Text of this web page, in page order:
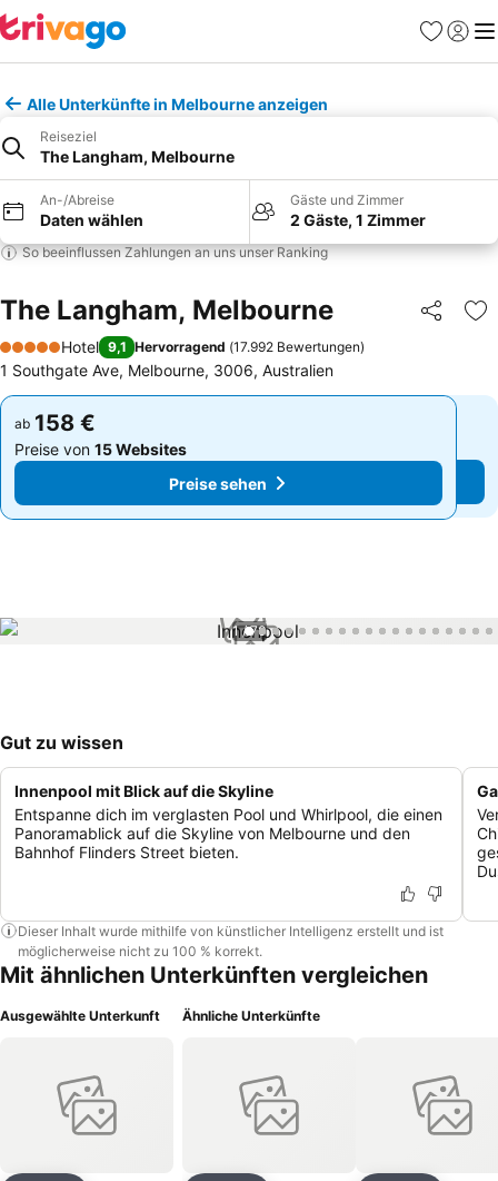
Favoriten
Alle Unterkünfte in Melbourne anzeigen
Reiseziel
The Langham, Melbourne
An-/Abreise
Daten wählen
Gäste und Zimmer
2 Gäste, 1 Zimmer
So beeinflussen Zahlungen an uns unser Ranking
The Langham, Melbourne Teilen
5 Sterne
Hotel 9,1 Hervorragend (17.992 Bewertungen)
1 Southgate Ave, Melbourne, 3006, Australien
ab 158 €
Preise von 15 Websites
Preise sehen
ab 158 €
Preise von 15 Websites
Preise sehen
1 / 70
Gut zu wissen
Innenpool mit Blick auf die Skyline
Entspanne dich im verglasten Pool und Whirlpool, die einen
Panoramablick auf die Skyline von Melbourne und den
Bahnhof Flinders Street bieten.
Dieser Inhalt wurde mithilfe von künstlicher Intelligenz erstellt und ist
möglicherweise nicht zu 100 % korrekt.
Mit ähnlichen Unterkünften vergleichen
Ausgewählte Unterkunft Ähnliche Unterkünfte